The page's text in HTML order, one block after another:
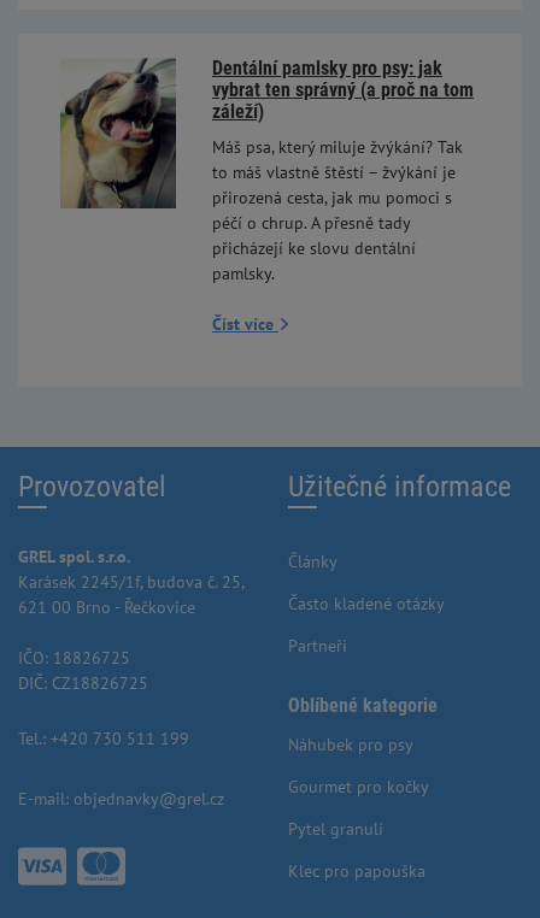
Dentální pamlsky pro psy: jak
vybrat ten správný (a proč na tom
záleží)
Máš psa, který miluje žvýkání? Tak
to máš vlastně štěstí – žvýkání je
přirozená cesta, jak mu pomoci s
péčí o chrup. A přesně tady
přicházejí ke slovu dentální
pamlsky.
Číst více
Provozovatel
GREL spol. s.r.o.
Karásek 2245/1f, budova č. 25,
621 00 Brno - Řečkovice
IČO: 18826725
DIČ: CZ18826725
Tel.: +420 730 511 199
E-mail: objednavky@grel.cz
Užitečné informace
Články
Často kladené otázky
Partneři
Oblíbené kategorie
Náhubek pro psy
Gourmet pro kočky
Pytel granulí
Klec pro papouška